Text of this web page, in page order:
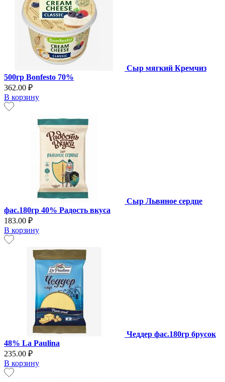
Сыр мягкий Кремчиз
500гр Bonfesto 70%
362.00 ₽
В корзину
Сыр Львиное сердце
фас.180гр 40% Радость вкуса
183.00 ₽
В корзину
Чеддер фас.180гр брусок
48% La Paulina
235.00 ₽
В корзину